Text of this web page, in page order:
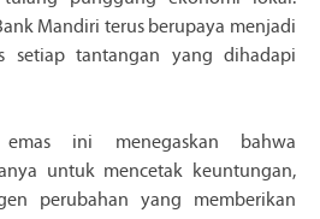
Mandiri terus berupaya menjadi
setiap tantangan yang dihadapi
ini menegaskan bahwa
untuk mencetak keuntungan,
perubahan yang memberikan